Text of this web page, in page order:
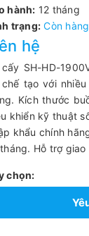
hành: 12 tháng
trạng: Còn hàng
hệ
cấy SH-HD-
tạo với
Kích thước
khiển kỹ thuật
khẩu chính
Hỗ trợ
chọn: